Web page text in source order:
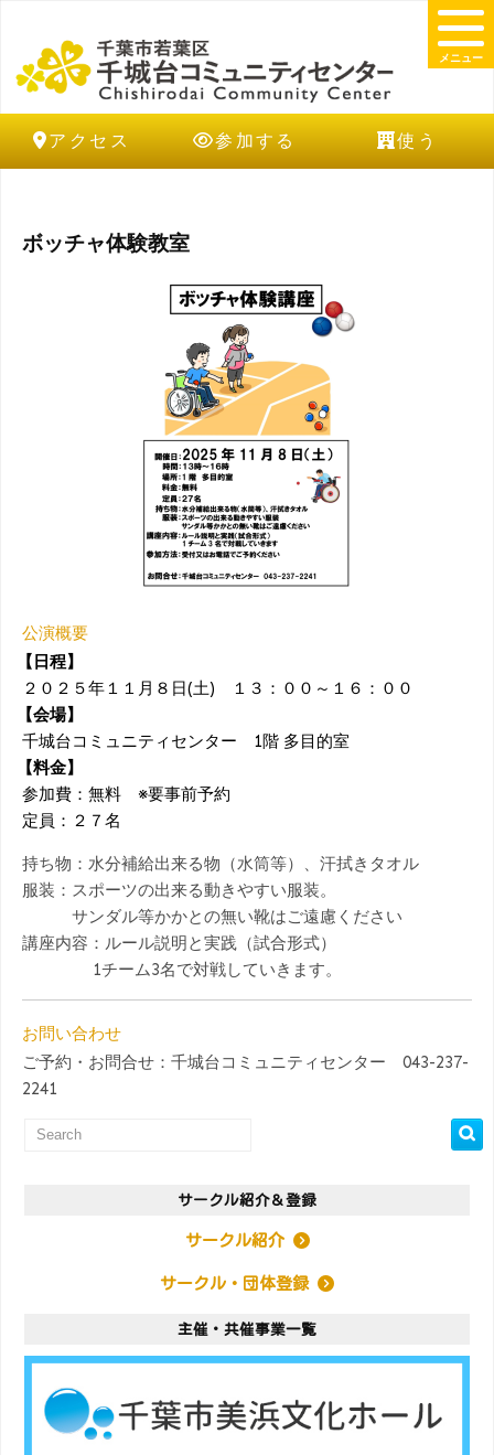
アクセス 参加する 使う
メニュー
ボッチャ体験教室
公演概要
【日程】
２０２５年１１月８日(土) １３：００～１６：００
【会場】
千城台コミュニティセンター 1階 多目的室
【料金】
参加費：無料 ※要事前予約
定員：２７名
持ち物：水分補給出来る物（水筒等）、汗拭きタオル
服装：スポーツの出来る動きやすい服装。
サンダル等かかとの無い靴はご遠慮ください
講座内容：ルール説明と実践（試合形式）
1チーム3名で対戦していきます。
お問い合わせ
ご予約・お問合せ：千城台コミュニティセンター 043-237-
2241
サークル紹介＆登録
サークル紹介
サークル・団体登録
主催・共催事業一覧